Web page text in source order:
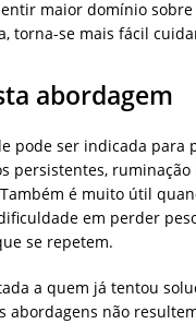
maior domínio
torna-se mais fácil
abordagem
pode ser indicada para
persistentes,
é muito útil
em perder
se repetem.
a quem já tentou
não